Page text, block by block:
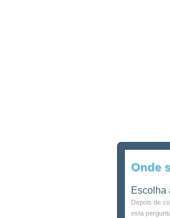
Onde
Escolha
Depois de
esta